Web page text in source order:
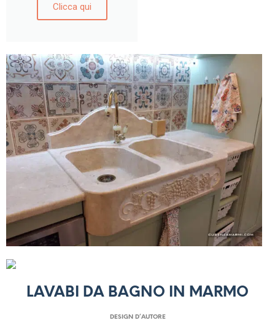
Clicca qui
LAVABI DA BAGNO IN MARMO
DESIGN D’AUTORE